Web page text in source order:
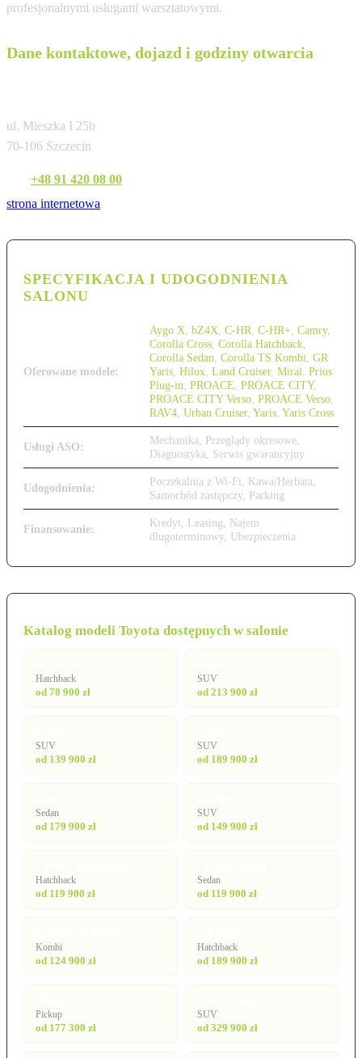
profesjonalnymi usługami warsztatowymi.
Dane kontaktowe, dojazd i godziny otwarcia
ul. Mieszka I 25b
70-106 Szczecin
+48 91 420 08 00
strona internetowa
SPECYFIKACJA I UDOGODNIENIA
SALONU
Oferowane modele:
Aygo X bZ4X C-HR C-HR+ Camry,
Corolla Cross Corolla Hatchback
Corolla Sedan Corolla TS Kombi GR
Yaris Hilux Land Cruiser, Mirai Prius
Plug-in PROACE PROACE CITY,
PROACE CITY Verso PROACE Verso
RAV4 Urban Cruiser, Yaris Yaris Cross
Usługi ASO:
Mechanika, Przeglądy okresowe,
Diagnostyka, Serwis gwarancyjny
Udogodnienia:
Poczekalnia z Wi-Fi, Kawa/Herbata,
Samochód zastępczy, Parking
Finansowanie:
Kredyt, Leasing, Najem
długoterminowy, Ubezpieczenia
Katalog modeli Toyota dostępnych w salonie
Hatchback
od 78 900 zł
SUV
od 213 900 zł
SUV
od 139 900 zł
SUV
od 189 900 zł
Sedan
od 179 900 zł
SUV
od 149 900 zł
Hatchback
od 119 900 zł
Sedan
od 119 900 zł
Kombi
od 124 900 zł
Hatchback
od 189 900 zł
Pickup
od 177 300 zł
SUV
od 329 900 zł